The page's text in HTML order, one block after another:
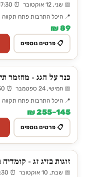
📅 שני, 12 אוקטובר ⏰ 17:30
📍 היכל התרבות פתח תקווה
89 ₪
📋 פרטים נוספים
כנר על הגג - מחזמר
📅 חמישי, 24 ספטמבר ⏰ 20:30
📍 היכל התרבות פתח תקווה
145–255 ₪
📋 פרטים נוספים
זוגות בזיג זג -
📅 שבת, 10 אוקטובר ⏰ 21:30